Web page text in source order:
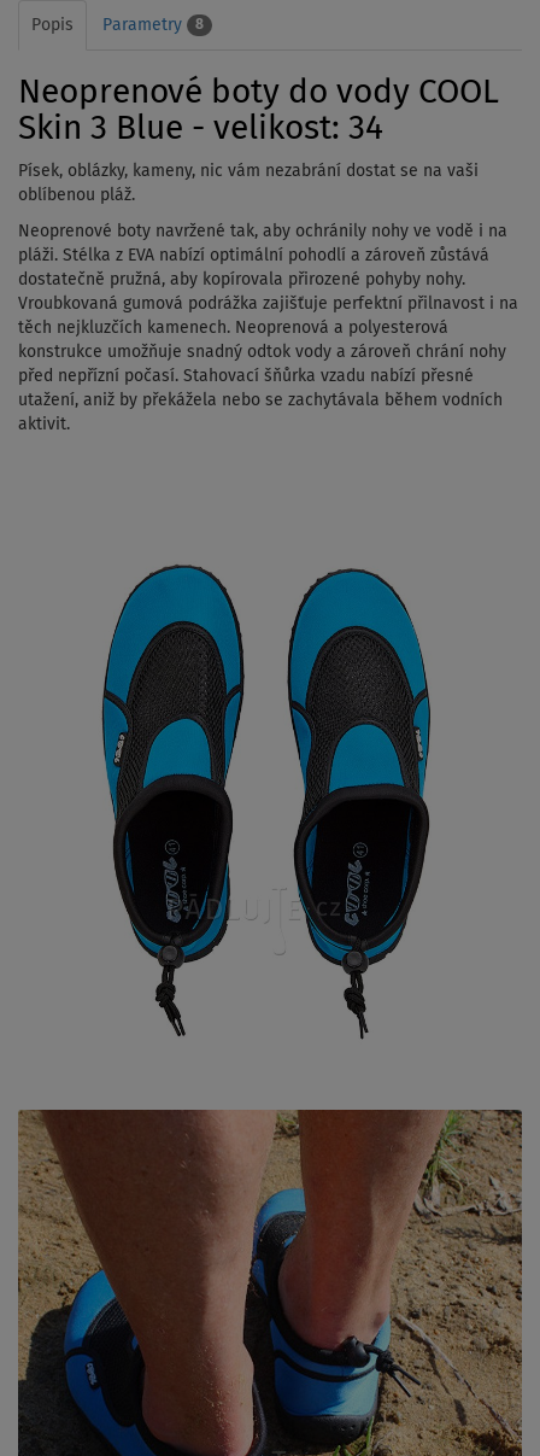
Popis Parametry 8
Neoprenové boty do vody COOL
Skin 3 Blue - velikost: 34
Písek, oblázky, kameny, nic vám nezabrání dostat se na vaši
oblíbenou pláž.
Neoprenové boty navržené tak, aby ochránily nohy ve vodě i na
pláži. Stélka z EVA nabízí optimální pohodlí a zároveň zůstává
dostatečně pružná, aby kopírovala přirozené pohyby nohy.
Vroubkovaná gumová podrážka zajišťuje perfektní přilnavost i na
těch nejkluzčích kamenech. Neoprenová a polyesterová
konstrukce umožňuje snadný odtok vody a zároveň chrání nohy
před nepřízní počasí. Stahovací šňůrka vzadu nabízí přesné
utažení, aniž by překážela nebo se zachytávala během vodních
aktivit.